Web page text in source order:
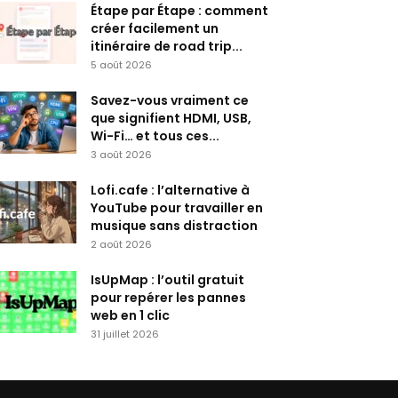
Étape par Étape : comment
créer facilement un
itinéraire de road trip...
5 août 2026
Savez-vous vraiment ce
que signifient HDMI, USB,
Wi-Fi… et tous ces...
3 août 2026
Lofi.cafe : l’alternative à
YouTube pour travailler en
musique sans distraction
2 août 2026
IsUpMap : l’outil gratuit
pour repérer les pannes
web en 1 clic
31 juillet 2026